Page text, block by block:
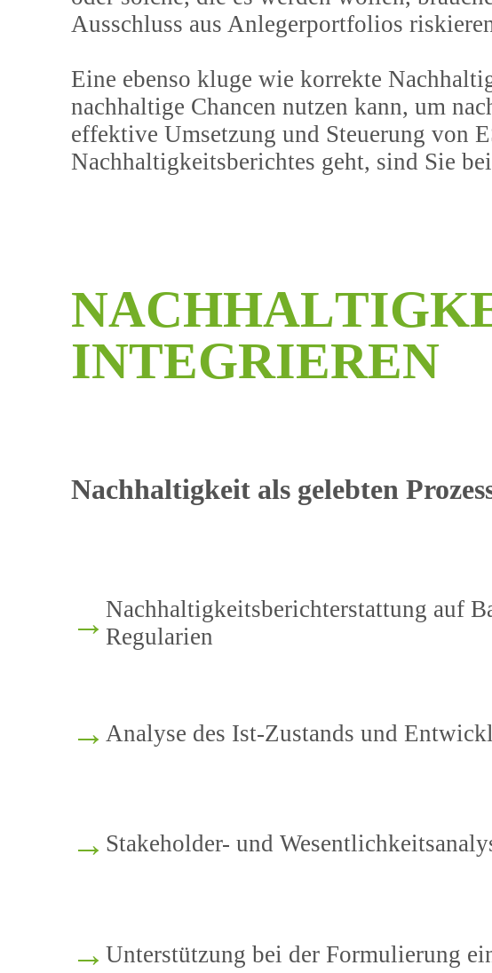
Ausschluss aus Anlegerportfolios
Eine ebenso kluge wie korrekte
nachhaltige Chancen nutzen kann, um
effektive Umsetzung und Steuerung von
Nachhaltigkeitsberichtes geht, sind Sie
NACHHALTIGK
INTEGRIEREN
Nachhaltigkeit als gelebten
→Nachhaltigkeitsberichterstattung auf
Regularien
→Analyse des Ist-Zustands und
→ Stakeholder- und
→Unterstützung bei der Formulierung